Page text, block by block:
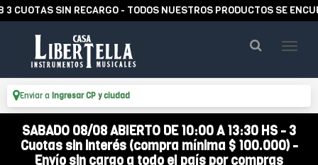
SIN RECARGO - TODOS NUESTROS PRODUCTOS SE
Enviar a Ingresar CP y ciudad
SABADO 08/08 ABIERTO DE 10:00 A 13:30 HS - 3
Cuotas sin interés (compra mínima $ 100.000) -
Envío sin cargo a todo el país por compras